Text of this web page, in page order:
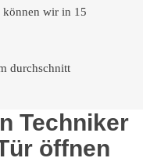
können wir in 15
durchschnitt
Techniker
öffnen